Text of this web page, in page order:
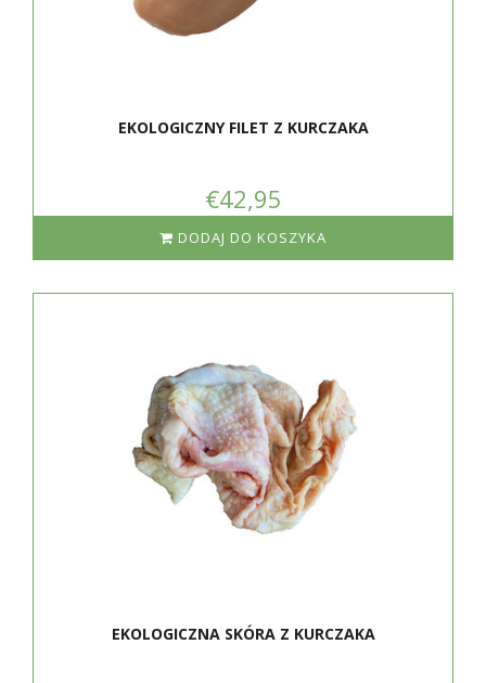
EKOLOGICZNY FILET Z KURCZAKA
€42,95
DODAJ DO KOSZYKA
EKOLOGICZNA SKÓRA Z KURCZAKA